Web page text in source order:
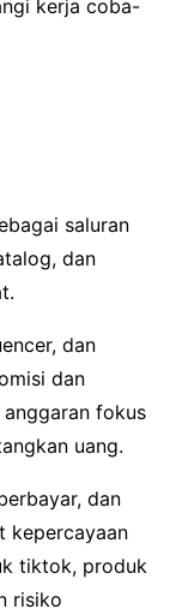
kerja coba-
saluran
dan
dan
dan
fokus
uang.
dan
kepercayaan
tiktok, produk
risiko